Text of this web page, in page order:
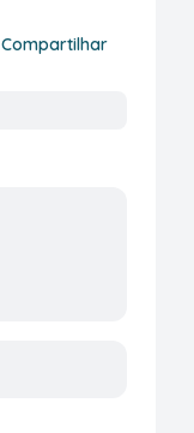
Compartilhar